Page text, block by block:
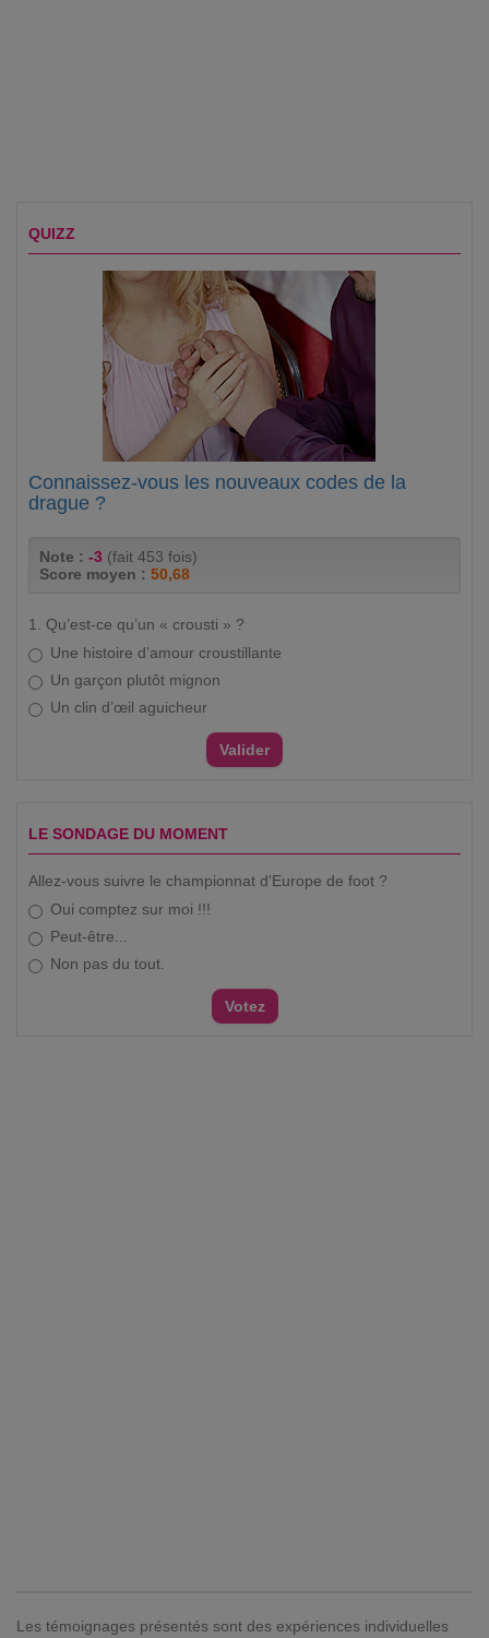
QUIZZ
Connaissez-vous les nouveaux codes de la
drague ?
Note : -3 (fait 453 fois)
Score moyen : 50,68
1. Qu’est-ce qu’un « crousti » ?
Une histoire d’amour croustillante
Un garçon plutôt mignon
Un clin d’œil aguicheur
LE SONDAGE DU MOMENT
Allez-vous suivre le championnat d'Europe de foot ?
Oui comptez sur moi !!!
Peut-être...
Non pas du tout.
Les témoignages présentés sont des expériences individuelles